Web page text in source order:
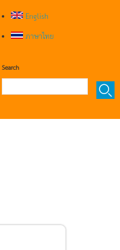
English
ภาษาไทย
Search